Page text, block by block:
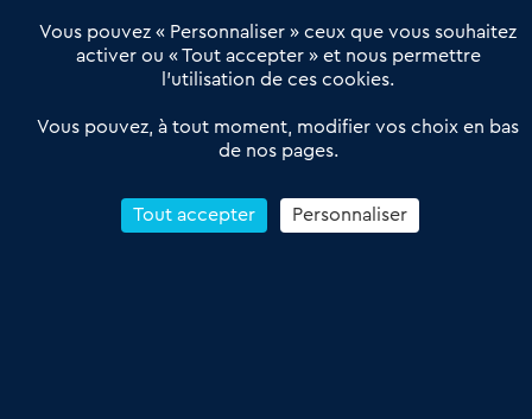
Réseau 3C : un partenaire national dédié aux transactions
Petitscommerces : Un partenariat au service du commerce de
proximité et des territoires
Reprendre un Restaurant Rapide
Vous pouvez « Personnaliser » ceux que vous souhaitez
activer ou « Tout accepter » et nous permettre
l’utilisation de ces cookies.
Vous pouvez, à tout moment, modifier vos choix en bas
de nos pages.
Tout accepter Personnaliser